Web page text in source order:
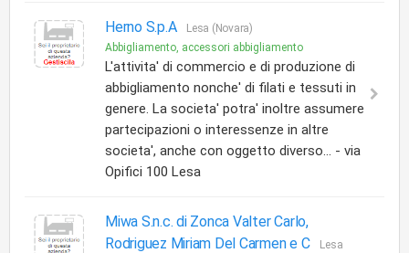
Herno S.p.A
Lesa (Novara)
Abbigliamento, accessori abbigliamento
L'attivita' di commercio e di produzione di
abbigliamento nonche' di filati e tessuti in
genere. La societa' potra' inoltre assumere
partecipazioni o interessenze in altre
societa', anche con oggetto diverso... - via
Opifici 100 Lesa
Miwa S.n.c. di Zonca Valter Carlo,
Rodriguez Miriam Del Carmen e C
Lesa